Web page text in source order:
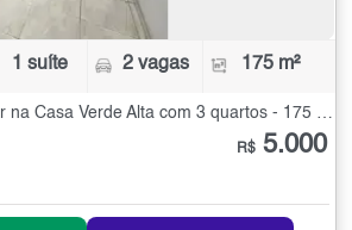
1 suíte 2 vagas 175 m²
Sobrado para Alugar na Casa Verde Alta com 3 quartos - 175 m²
R$ 5.000